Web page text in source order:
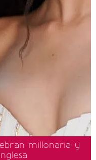
millonaria y